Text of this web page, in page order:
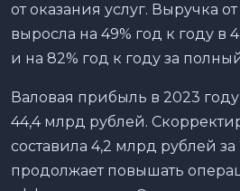
от оказания услуг. Выручка
выросла на 49% год к году в
и на 82% год к году за
Валовая прибыль в 2023
44,4 млрд рублей.
составила 4,2 млрд рублей
продолжает повышать